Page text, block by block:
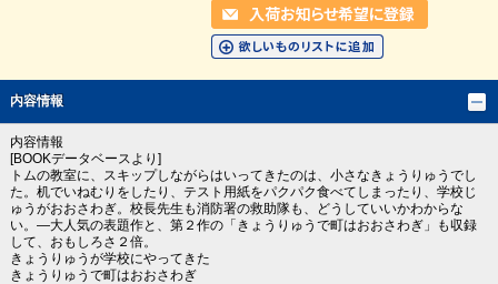
内容情報
内容情報
[BOOKデータベースより]
トムの教室に、スキップしながらはいってきたのは、小さなきょうりゅうでし
た。机でいねむりをしたり、テスト用紙をパクパク食べてしまったり、学校じ
ゅうがおおさわぎ。校長先生も消防署の救助隊も、どうしていいかわからな
い。―大人気の表題作と、第２作の「きょうりゅうで町はおおさわぎ」も収録
して、おもしろさ２倍。
きょうりゅうが学校にやってきた
きょうりゅうで町はおおさわぎ